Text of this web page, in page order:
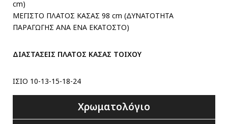
cm)
ΜΕΓΙΣΤΟ ΠΛΑΤΟΣ ΚΑΣΑΣ 98 cm (ΔΥΝΑΤΟΤΗΤΑ
ΠΑΡΑΓΩΓΗΣ ΑΝΑ ΕΝΑ ΕΚΑΤΟΣΤΟ)
ΔΙΑΣΤΑΣΕΙΣ ΠΛΑΤΟΣ ΚΑΣΑΣ ΤΟΙΧΟΥ
ΙΣΙΟ 10-13-15-18-24
Χρωματολόγιο